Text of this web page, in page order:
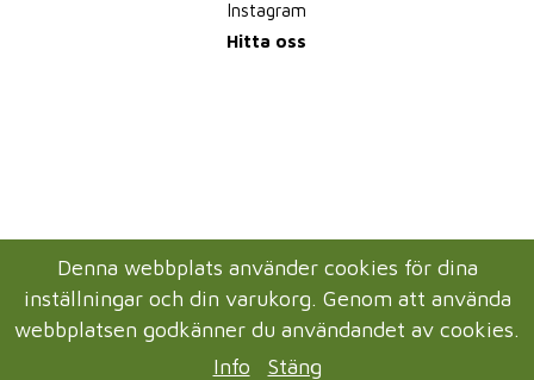
Instagram
Hitta oss
Drift & produktion:Wikinggruppen
Denna webbplats använder cookies för dina
inställningar och din varukorg. Genom att använda
webbplatsen godkänner du användandet av cookies.
Info
Stäng